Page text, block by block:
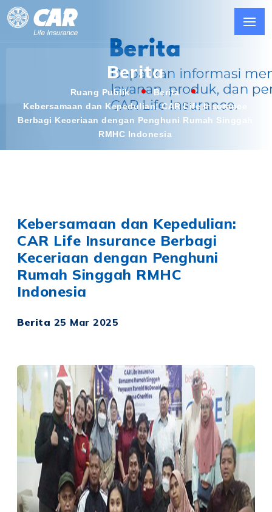
Berita
Ruang Publik
Berita
Kebersamaan dan Kepedulian: CAR Life Insurance
Berbagi Keceriaan dengan Penghuni Rumah Singgah
RMHC Indonesia
Kebersamaan dan Kepedulian:
CAR Life Insurance Berbagi
Keceriaan dengan Penghuni
Rumah Singgah RMHC
Indonesia
Berita 25 Mar 2025